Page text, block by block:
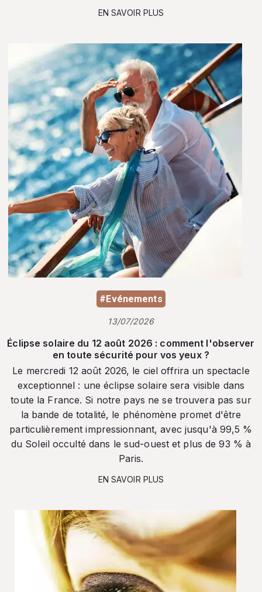
EN SAVOIR PLUS
#Evénements
13/07/2026
Éclipse solaire du 12 août 2026 : comment l'observer
en toute sécurité pour vos yeux ?
Le mercredi 12 août 2026, le ciel offrira un spectacle
exceptionnel : une éclipse solaire sera visible dans
toute la France. Si notre pays ne se trouvera pas sur
la bande de totalité, le phénomène promet d'être
particulièrement impressionnant, avec jusqu'à 99,5 %
du Soleil occulté dans le sud-ouest et plus de 93 % à
Paris.
EN SAVOIR PLUS